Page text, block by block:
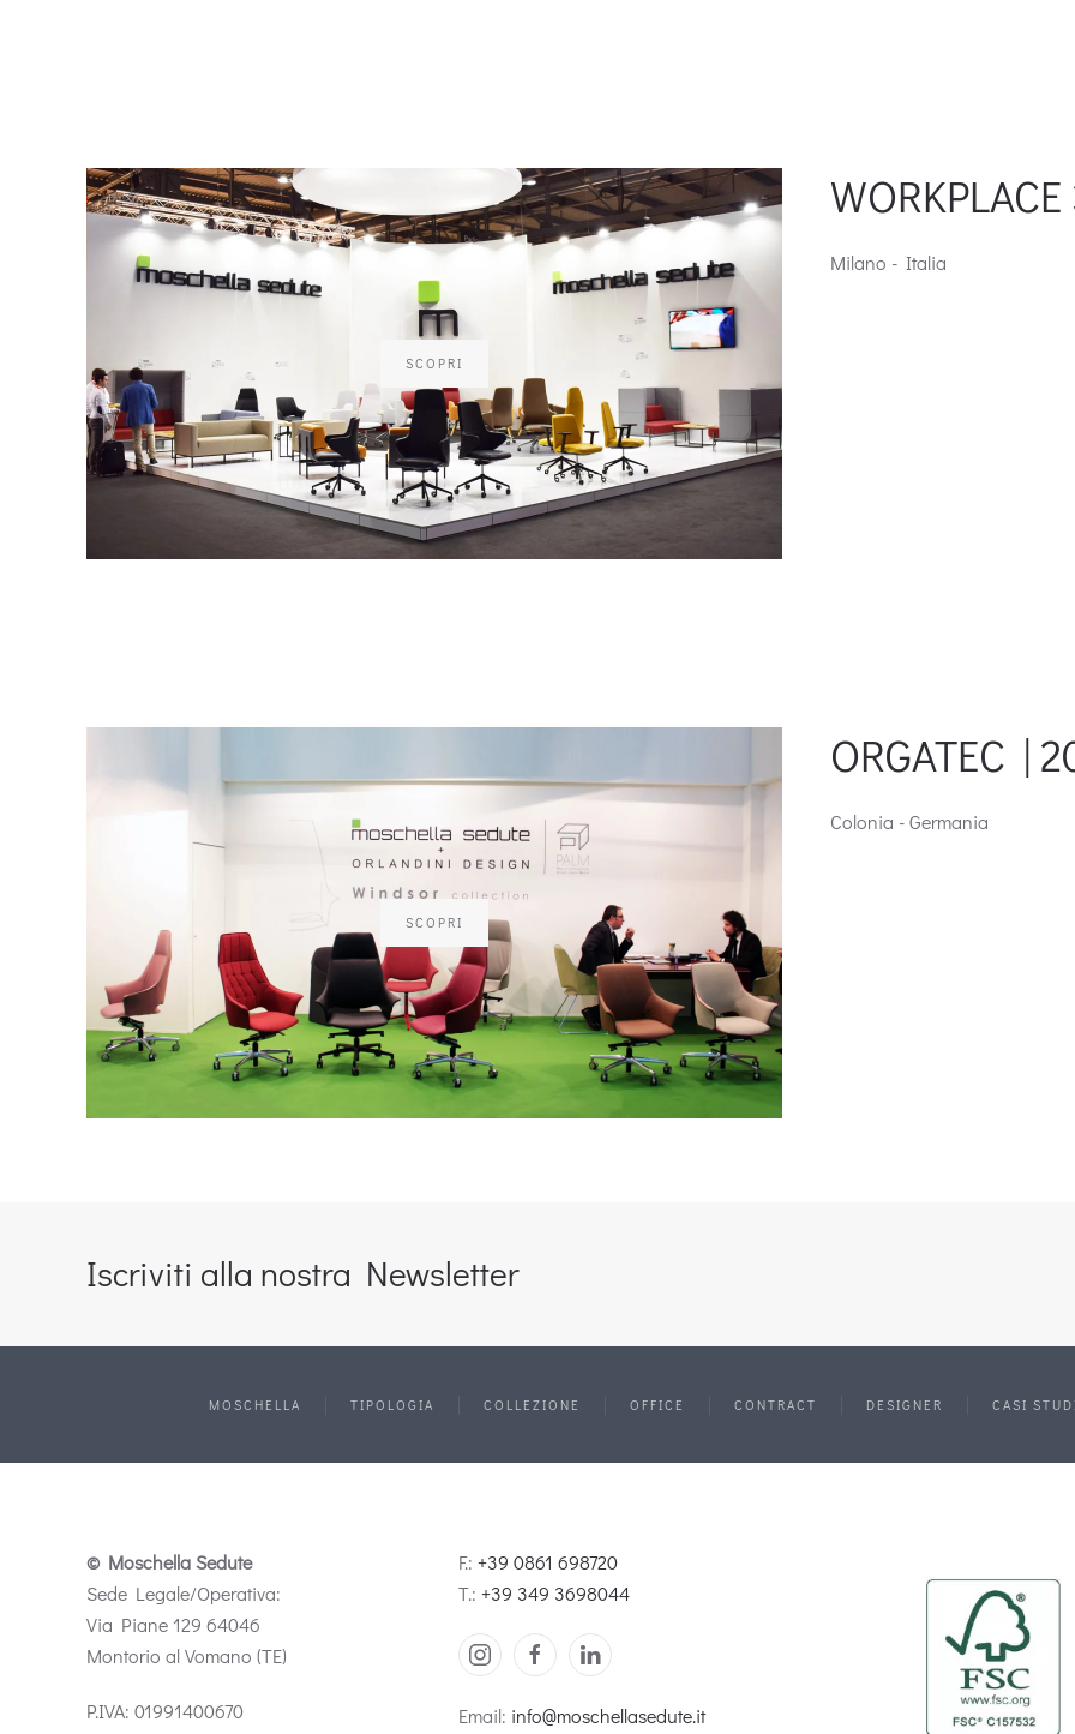
SCOPRI
Milano - Italia
SCOPRI
ORGATEC |
Colonia - Germania
Iscriviti alla nostra Newsletter
MOSCHELLA TIPOLOGIA COLLEZIONE OFFICE CONTRACT DESIGNER CASI
© Moschella Sedute
Sede Legale/Operativa:
Via Piane 129 64046
Montorio al Vomano (TE)
P.IVA: 01991400670
F.: +39 0861 698720
T.: +39 349 3698044
Email: info@moschellasedute.it